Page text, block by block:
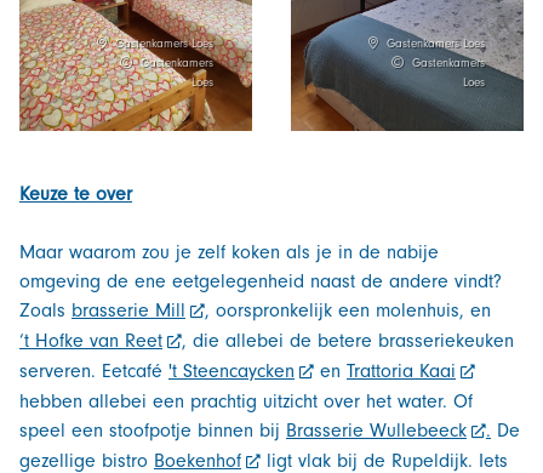
Gastenkamers Loes
Gastenkamers
Loes
Gastenkamers Loes
Gastenkamers
Loes
Keuze te over
Maar waarom zou je zelf koken als je in de nabije
omgeving de ene eetgelegenheid naast de andere vindt?
Zoals brasserie Mill
, oorspronkelijk een molenhuis, en
‘t Hofke van Reet
, die allebei de betere brasseriekeuken
serveren. Eetcafé 't Steencaycken en Trattoria Kaai
hebben allebei een prachtig uitzicht over het water. Of
speel een stoofpotje binnen bij Brasserie Wullebeeck . De
gezellige bistro Boekenhof
ligt vlak bij de Rupeldijk. Iets